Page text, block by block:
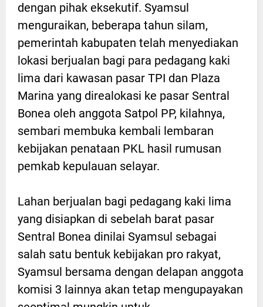
dengan pihak eksekutif. Syamsul
menguraikan, beberapa tahun silam,
pemerintah kabupaten telah menyediakan
lokasi berjualan bagi para pedagang kaki
lima dari kawasan pasar TPI dan Plaza
Marina yang direalokasi ke pasar Sentral
Bonea oleh anggota Satpol PP, kilahnya,
sembari membuka kembali lembaran
kebijakan penataan PKL hasil rumusan
pemkab kepulauan selayar.
Lahan berjualan bagi pedagang kaki lima
yang disiapkan di sebelah barat pasar
Sentral Bonea dinilai Syamsul sebagai
salah satu bentuk kebijakan pro rakyat,
Syamsul bersama dengan delapan anggota
komisi 3 lainnya akan tetap mengupayakan